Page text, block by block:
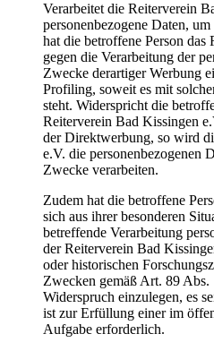
Verarbeitet die Reiterverein
personenbezogene Daten,
hat die betroffene Person das
gegen die Verarbeitung der
Zwecke derartiger Werbung
Profiling, soweit es mit
steht. Widerspricht die
Reiterverein Bad Kissingen
der Direktwerbung, so wird
e.V. die personenbezogenen
Zwecke verarbeiten.
Zudem hat die betroffene
sich aus ihrer besonderen
betreffende Verarbeitung
der Reiterverein Bad
oder historischen
Zwecken gemäß Art. 89
Widerspruch einzulegen, es
ist zur Erfüllung einer im
Aufgabe erforderlich.